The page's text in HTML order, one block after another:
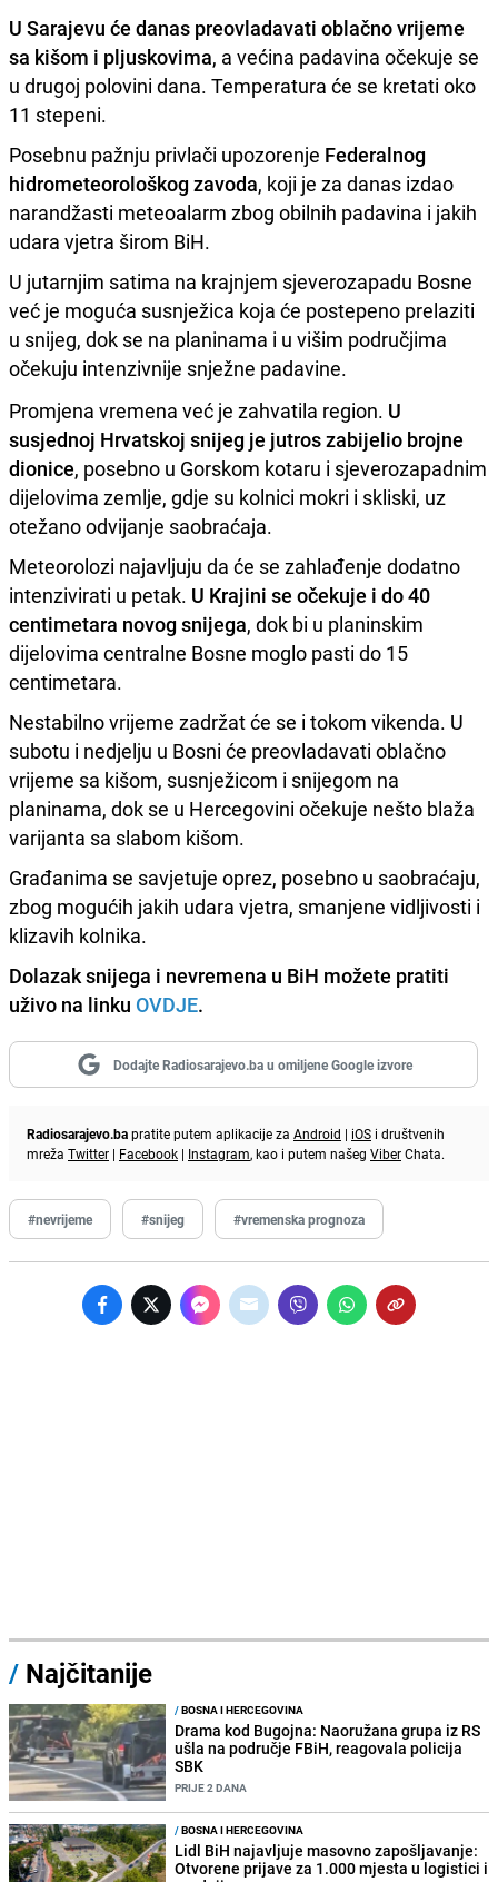
U Sarajevu će danas preovladavati oblačno vrijeme
sa kišom i pljuskovima, a većina padavina očekuje se
u drugoj polovini dana. Temperatura će se kretati oko
11 stepeni.
Posebnu pažnju privlači upozorenje Federalnog
hidrometeorološkog zavoda, koji je za danas izdao
narandžasti meteoalarm zbog obilnih padavina i jakih
udara vjetra širom BiH.
U jutarnjim satima na krajnjem sjeverozapadu Bosne
već je moguća susnježica koja će postepeno prelaziti
u snijeg, dok se na planinama i u višim područjima
očekuju intenzivnije snježne padavine.
Promjena vremena već je zahvatila region. U
susjednoj Hrvatskoj snijeg je jutros zabijelio brojne
dionice, posebno u Gorskom kotaru i sjeverozapadnim
dijelovima zemlje, gdje su kolnici mokri i skliski, uz
otežano odvijanje saobraćaja.
Meteorolozi najavljuju da će se zahlađenje dodatno
intenzivirati u petak. U Krajini se očekuje i do 40
centimetara novog snijega, dok bi u planinskim
dijelovima centralne Bosne moglo pasti do 15
centimetara.
Nestabilno vrijeme zadržat će se i tokom vikenda. U
subotu i nedjelju u Bosni će preovladavati oblačno
vrijeme sa kišom, susnježicom i snijegom na
planinama, dok se u Hercegovini očekuje nešto blaža
varijanta sa slabom kišom.
Građanima se savjetuje oprez, posebno u saobraćaju,
zbog mogućih jakih udara vjetra, smanjene vidljivosti i
klizavih kolnika.
Dolazak snijega i nevremena u BiH možete pratiti
uživo na linku OVDJE.
Dodajte Radiosarajevo.ba u omiljene Google izvore
Radiosarajevo.bapratite putem aplikacije za Android | iOS i društvenih
mreža Twitter | Facebook | Instagram, kao i putem našeg ViberChata.
#nevrijeme #snijeg #vremenska prognoza
/ Najčitanije
/BOSNA I HERCEGOVINA
Drama kod Bugojna: Naoružana grupa iz RS
ušla na područje FBiH, reagovala policija
SBK
PRIJE 2 DANA
/BOSNA I HERCEGOVINA
Lidl BiH najavljuje masovno zapošljavanje:
Otvorene prijave za 1.000 mjesta u logistici i